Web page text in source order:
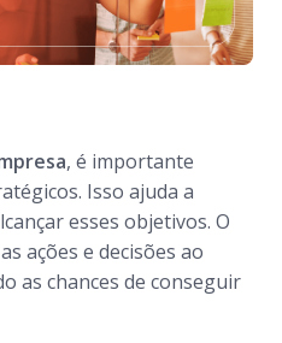
, é importante
Isso ajuda a
esses objetivos. O
ações e decisões ao
as chances de conseguir